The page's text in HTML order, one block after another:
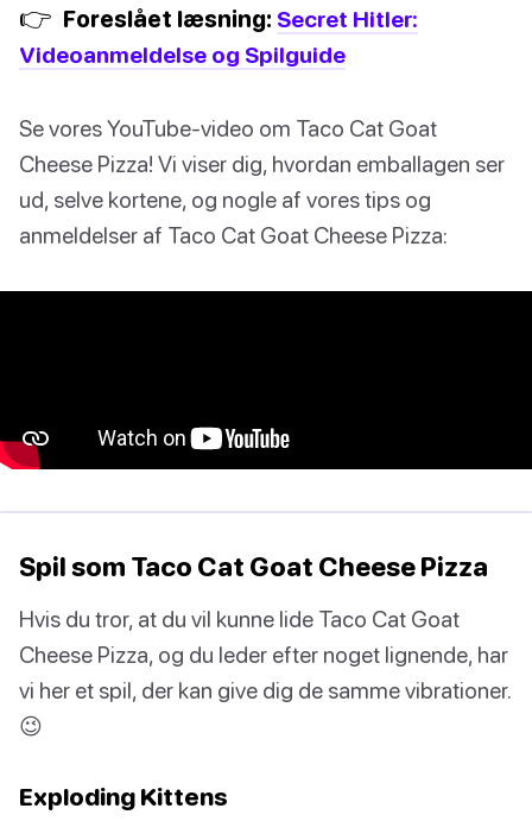
👉 Foreslået læsning: Secret Hitler:
Videoanmeldelse og Spilguide
Se vores YouTube-video om Taco Cat Goat
Cheese Pizza! Vi viser dig, hvordan emballagen ser
ud, selve kortene, og nogle af vores tips og
anmeldelser af Taco Cat Goat Cheese Pizza:
Spil som Taco Cat Goat Cheese Pizza
Hvis du tror, at du vil kunne lide Taco Cat Goat
Cheese Pizza, og du leder efter noget lignende, har
vi her et spil, der kan give dig de samme vibrationer.
😉
Exploding Kittens